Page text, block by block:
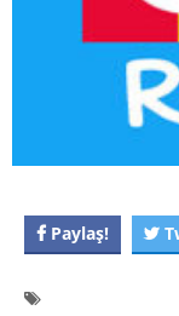
Paylaş!